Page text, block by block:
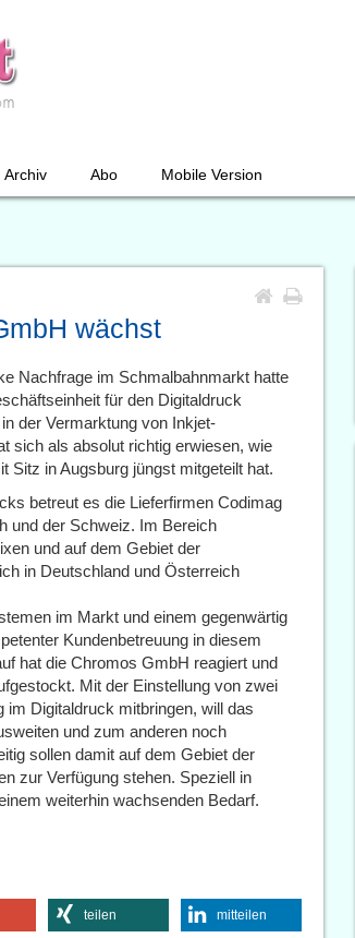
Archiv Abo Mobile Version
wächst
Nachfrage im Schmalbahnmarkt hatte
für den Digitaldruck
der Vermarktung von Inkjet-
sich als absolut richtig erwiesen, wie
Sitz in Augsburg jüngst mitgeteilt hat.
betreut es die Lieferfirmen Codimag
und der Schweiz. Im Bereich
und auf dem Gebiet der
in Deutschland und Österreich
im Markt und einem gegenwärtig
Kundenbetreuung in diesem
hat die Chromos GmbH reagiert und
Mit der Einstellung von zwei
im Digitaldruck mitbringen, will das
und zum anderen noch
sollen damit auf dem Gebiet der
zur Verfügung stehen. Speziell in
weiterhin wachsenden Bedarf.
teilen mitteilen